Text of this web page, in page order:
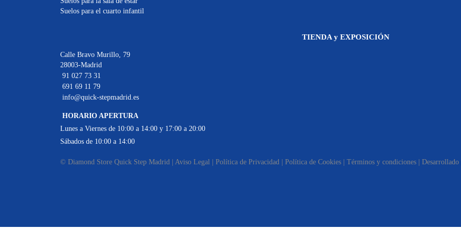
Suelos para el cuarto infantil
TIENDA y EXPOSICIÓN
Calle Bravo Murillo, 79
28003-Madrid
91 027 73 31
691 69 11 79
info@quick-stepmadrid.es
HORARIO APERTURA
Lunes a Viernes de 10:00 a 14:00 y 17:00 a 20:00
Sábados de 10:00 a 14:00
© Diamond Store Quick Step Madrid | Aviso Legal | Política de Privacidad | Política de Cookies | Términos y condiciones |